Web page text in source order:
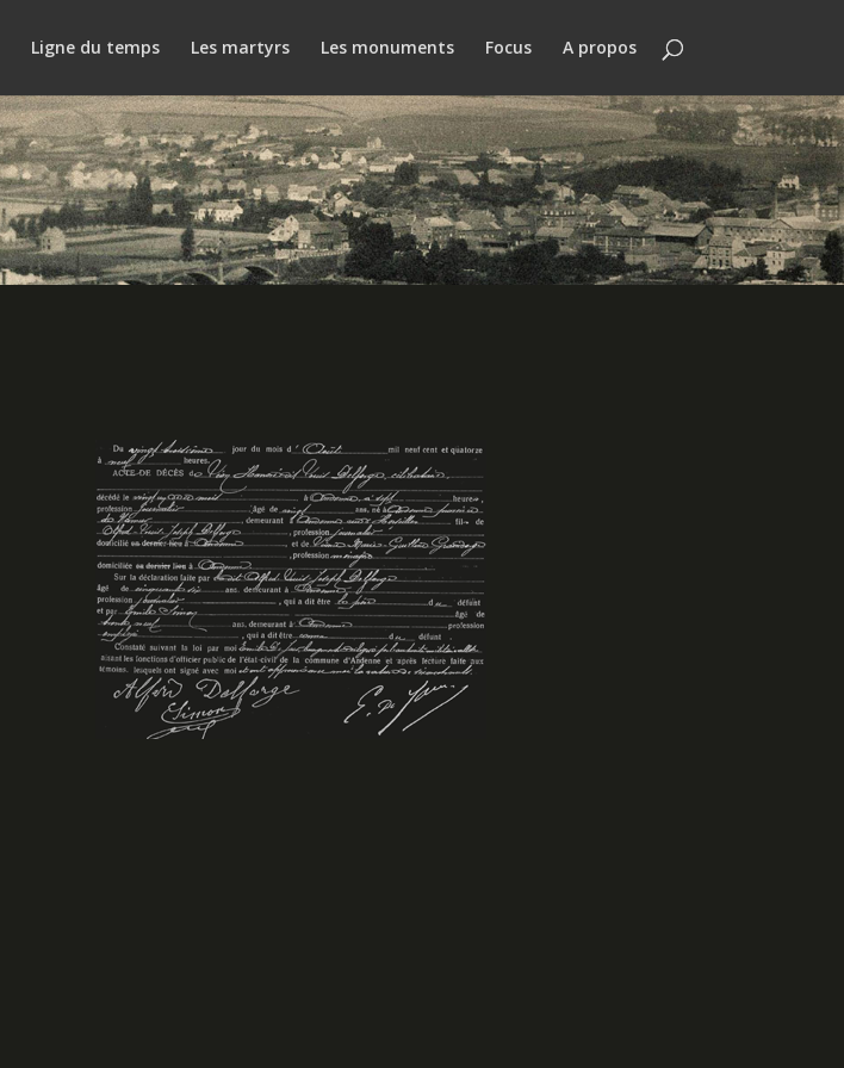
Ligne du temps Les martyrs Les monuments Focus A propos